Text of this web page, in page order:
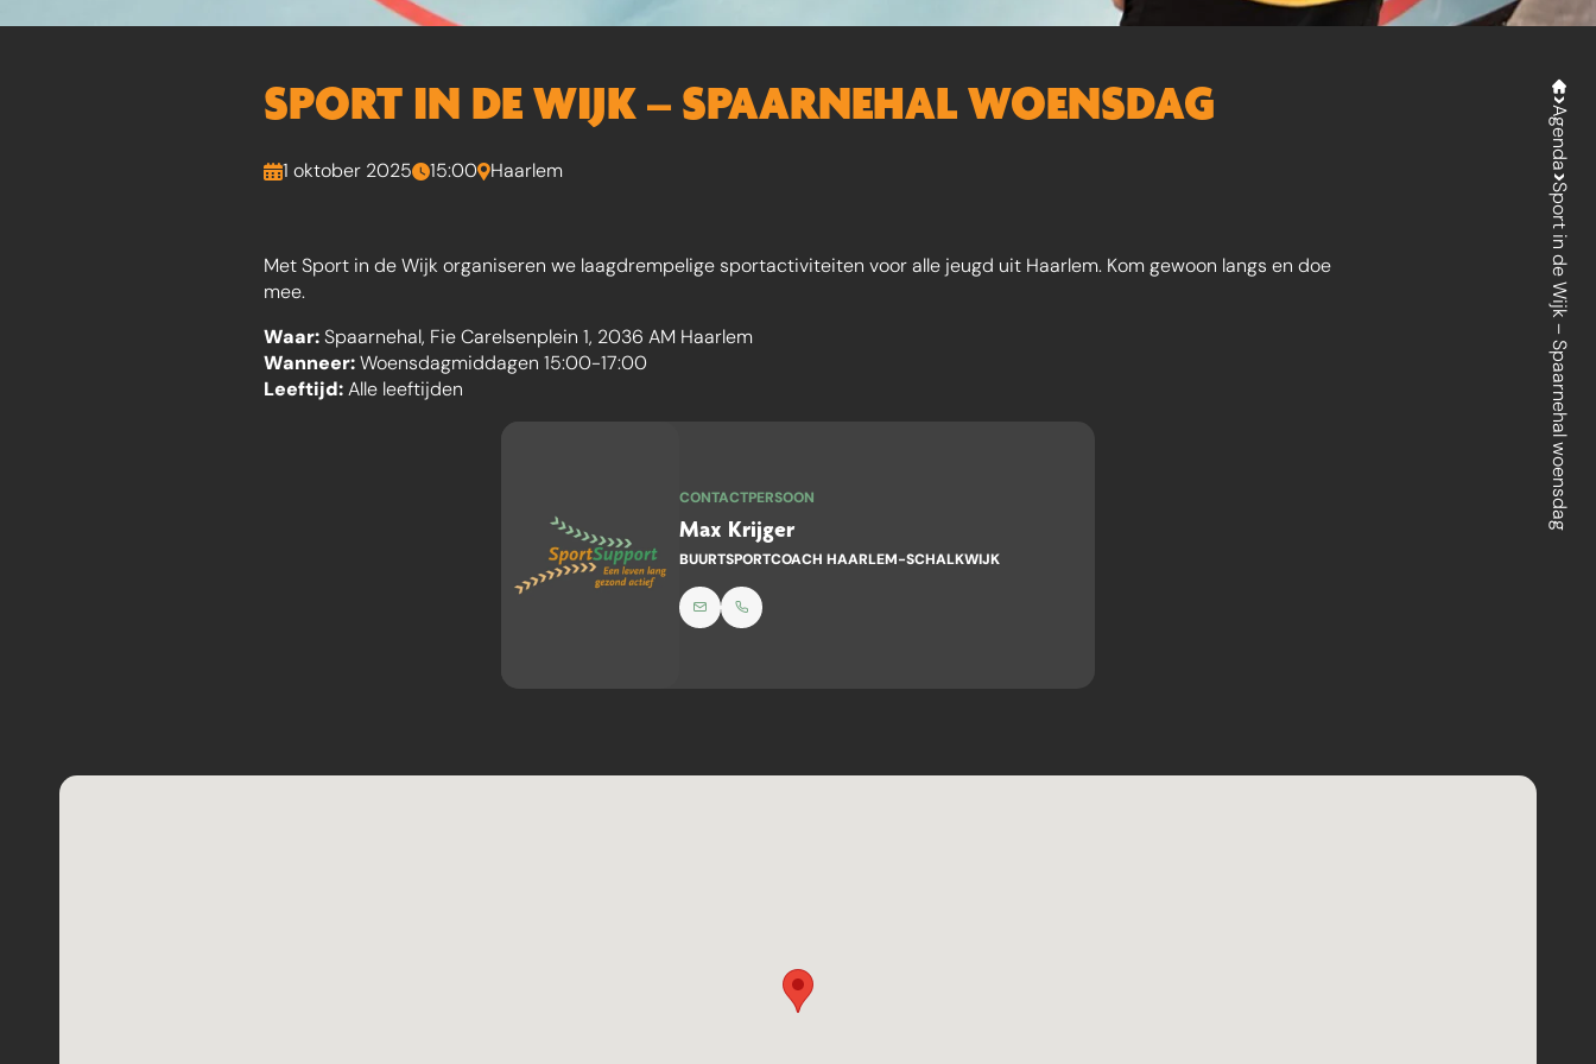
Agenda
Sport in de Wijk – Spaarnehal woensdag
SPORT IN DE WIJK – SPAARNEHAL WOENSDAG
1 oktober 2025 15:00 Haarlem
Met Sport in de Wijk organiseren we laagdrempelige sportactiviteiten voor alle jeugd uit Haarlem. Kom gewoon langs en doe
mee.
Waar:Spaarnehal, Fie Carelsenplein 1, 2036 AM Haarlem
Wanneer:Woensdagmiddagen 15:00-17:00
Leeftijd:Alle leeftijden
CONTACTPERSOON
Max Krijger
BUURTSPORTCOACH HAARLEM-SCHALKWIJK